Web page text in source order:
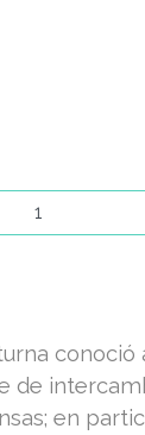
conoció
de
en